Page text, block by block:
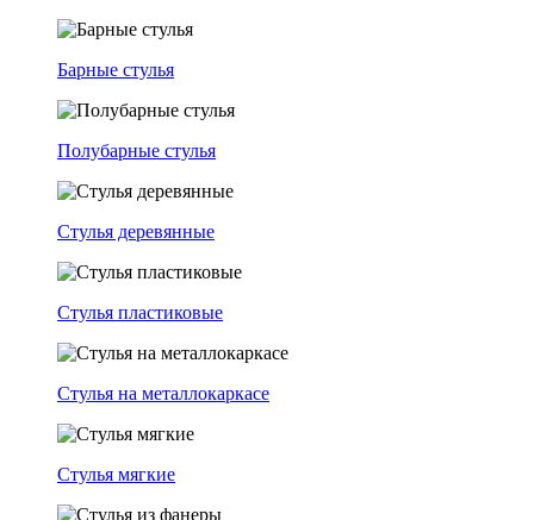
Барные стулья
Полубарные стулья
Стулья деревянные
Стулья пластиковые
Стулья на металлокаркасе
Стулья мягкие